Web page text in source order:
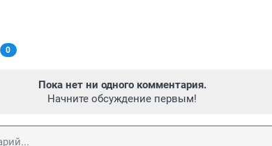
0
Пока нет ни одного комментария.
Начните обсуждение первым!